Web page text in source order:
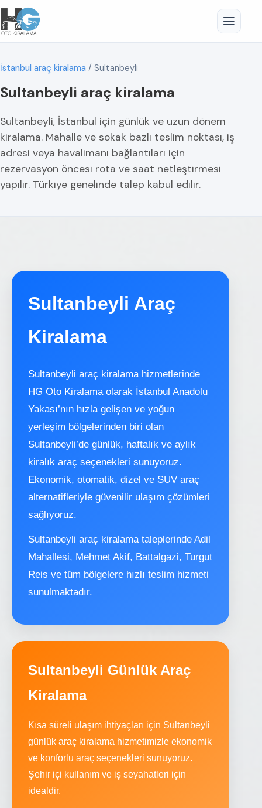
İstanbul araç kiralama / Sultanbeyli
Sultanbeyli araç kiralama
Sultanbeyli, İstanbul için günlük ve uzun dönem
kiralama. Mahalle ve sokak bazlı teslim noktası, iş
adresi veya havalimanı bağlantıları için
rezervasyon öncesi rota ve saat netleştirmesi
yapılır. Türkiye genelinde talep kabul edilir.
Sultanbeyli Araç
Kiralama
Sultanbeyli araç kiralama hizmetlerinde
HG Oto Kiralama olarak İstanbul Anadolu
Yakası’nın hızla gelişen ve yoğun
yerleşim bölgelerinden biri olan
Sultanbeyli’de günlük, haftalık ve aylık
kiralık araç seçenekleri sunuyoruz.
Ekonomik, otomatik, dizel ve SUV araç
alternatifleriyle güvenilir ulaşım çözümleri
sağlıyoruz.
Sultanbeyli araç kiralama taleplerinde Adil
Mahallesi, Mehmet Akif, Battalgazi, Turgut
Reis ve tüm bölgelere hızlı teslim hizmeti
sunulmaktadır.
Sultanbeyli Günlük Araç
Kiralama
Kısa süreli ulaşım ihtiyaçları için Sultanbeyli
günlük araç kiralama hizmetimizle ekonomik
ve konforlu araç seçenekleri sunuyoruz.
Şehir içi kullanım ve iş seyahatleri için
idealdir.